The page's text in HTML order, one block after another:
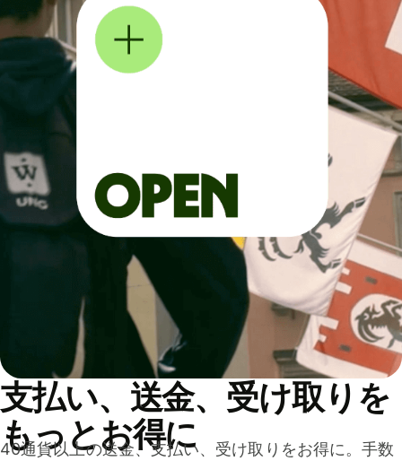
支払い、送金、受け取りを
もっとお得に
40通貨以上の送金、支払い、受け取りをお得に。手数